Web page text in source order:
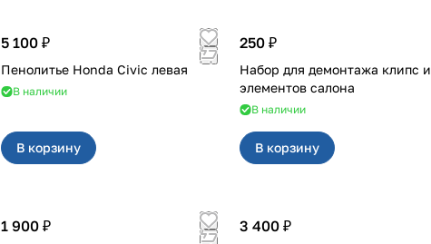
5 100 ₽
Пенолитье Honda Civic левая
В наличии
В корзину
250 ₽
Набор для демонтажа клипс и
элементов салона
В наличии
В корзину
1 900 ₽ 3 400 ₽